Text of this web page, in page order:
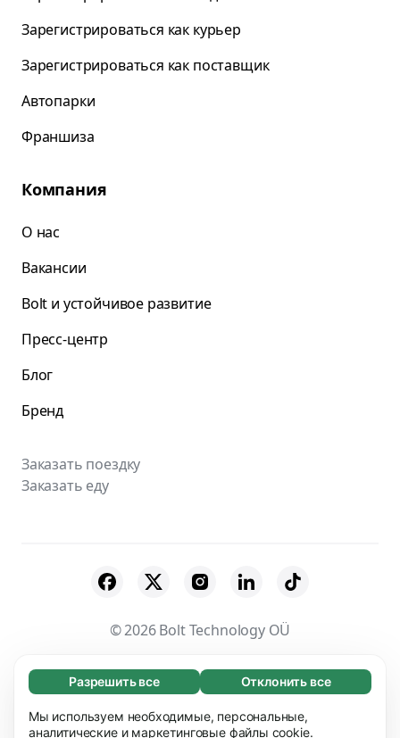
Обязательные (65)
Эти файлы необходимы для того, чтобы вы
могли перемещаться по сайту и использовать
Узнать больше
Разрешить все Отклонить все
Мы используем необходимые, персональные,
аналитические и маркетинговые файлы cookie.
Зарегистрироваться как курьер
Зарегистрироваться как поставщик
Автопарки
Франшиза
Компания
О нас
Вакансии
Bolt и устойчивое развитие
Пресс-центр
Блог
Бренд
Заказать поездку
Заказать еду
© 2026 Bolt Technology OÜ
Поставщики
Пользовательское соглашение
Конфиденциальность
Файлы cookies